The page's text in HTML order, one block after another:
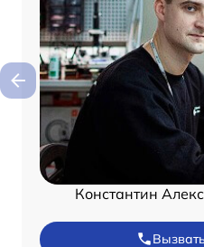
Константин